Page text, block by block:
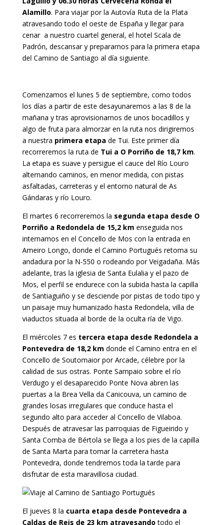
Alamillo. Para viajar por la Autovía Ruta de la Plata
atravesando todo el oeste de España y llegar para
cenar a nuestro cuartel general, el hotel Scala de
Padrón, descansar y prepararnos para la primera etapa
del Camino de Santiago al día siguiente.
Comenzamos el lunes 5 de septiembre, como todos
los días a partir de este desayunaremos a las 8 de la
mañana y tras aprovisionarnos de unos bocadillos y
algo de fruta para almorzar en la ruta nos dirigiremos
a nuestra primera etapa de Tui. Este primer día
recorreremos la ruta de Tui a O Porriño de 18,7 km.
La etapa es suave y persigue el cauce del Río Louro
alternando caminos, en menor medida, con pistas
asfaltadas, carreteras y el entorno natural de As
Gándaras y río Louro.
El martes 6 recorreremos la segunda etapa desde O
Porriño a Redondela de 15,2 km enseguida nos
internamos en el Concello de Mos con la entrada en
Ameiro Longo, donde el Camino Portugués retoma su
andadura por la N-550 o rodeando por Veigadaña. Más
adelante, tras la iglesia de Santa Eulalia y el pazo de
Mos, el perfil se endurece con la subida hasta la capilla
de Santiaguiño y se desciende por pistas de todo tipo y
un paisaje muy humanizado hasta Redondela, villa de
viaductos situada al borde de la oculta ría de Vigo.
El miércoles 7 es tercera etapa desde Redondela a
Pontevedra de 18,2 km donde el Camino entra en el
Concello de Soutomaior por Arcade, célebre por la
calidad de sus ostras. Ponte Sampaio sobre el río
Verdugo y el desaparecido Ponte Nova abren las
puertas a la Brea Vella da Canicouva, un camino de
grandes losas irregulares que conduce hasta el
segundo alto para acceder al Concello de Vilaboa.
Después de atravesar las parroquias de Figueirido y
Santa Comba de Bértola se llega a los pies de la capilla
de Santa Marta para tomar la carretera hasta
Pontevedra, donde tendremos toda la tarde para
disfrutar de esta maravillosa ciudad.
El jueves 8 la cuarta etapa desde Pontevedra a
Caldas de Reis de 23 km atravesando todo el